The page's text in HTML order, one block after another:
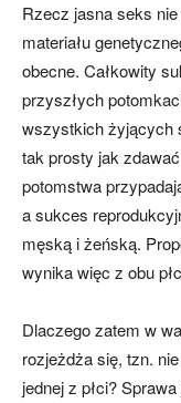
Rzecz jasna seks
materiału
obecne. Całkowity
przyszłych
wszystkich żyjących
tak prosty jak
potomstwa
a sukces
męską i żeńską.
wynika więc z obu
Dlaczego zatem w
rozjeżdża się, tzn.
jednej z płci?